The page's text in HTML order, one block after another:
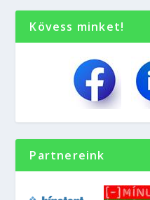
Kövess minket!
Partnereink